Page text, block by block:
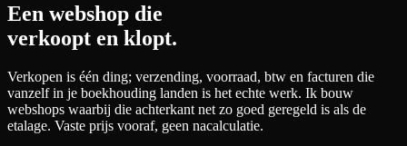
Een webshop die
verkoopt en klopt.
Verkopen is één ding; verzending, voorraad, btw en facturen die
vanzelf in je boekhouding landen is het echte werk. Ik bouw
webshops waarbij die achterkant net zo goed geregeld is als de
etalage. Vaste prijs vooraf, geen nacalculatie.